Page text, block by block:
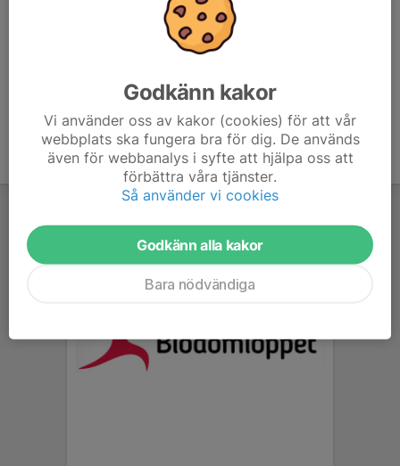
Godkänn kakor
Vi använder oss av kakor (cookies) för att vår
webbplats ska fungera bra för dig. De används
även för webbanalys i syfte att hjälpa oss att
förbättra våra tjänster.
Så använder vi cookies
Godkänn alla kakor
Bara nödvändiga